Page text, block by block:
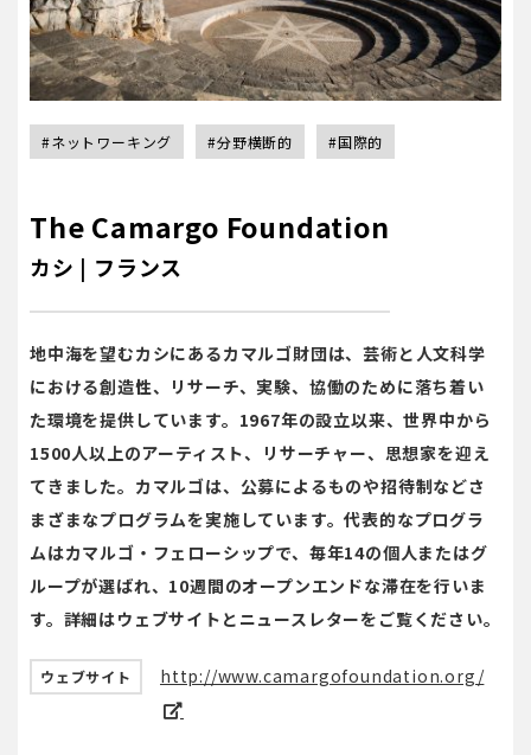
#ネットワーキング #分野横断的 #国際的
The Camargo Foundation
カシ | フランス
地中海を望むカシにあるカマルゴ財団は、芸術と人文科学
における創造性、リサーチ、実験、協働のために落ち着い
た環境を提供しています。1967年の設立以来、世界中から
1500人以上のアーティスト、リサーチャー、思想家を迎え
てきました。カマルゴは、公募によるものや招待制などさ
まざまなプログラムを実施しています。代表的なプログラ
ムはカマルゴ・フェローシップで、毎年14の個人またはグ
ループが選ばれ、10週間のオープンエンドな滞在を行いま
す。詳細はウェブサイトとニュースレターをご覧ください。
ウェブサイト http://www.camargofoundation.org/